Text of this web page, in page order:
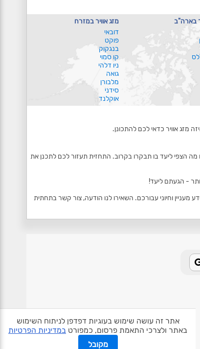
אתר זה עושה שימוש בעוגיות דפדפן לניתוח השימוש
באתר ולצרכי התאמת פרסום, כמפורט במדיניות הפרטיות
מקובל
בארה"ב
מזג אוויר במזרח
דובאי
פוקט
בנגקוק
קו סמוי
ניו דלהי
גואה
מלבורן
סידני
אוקלנד
מזג אוויר כדאי לכם להתכונן.
הצפי ליעד בו תבקרו בקרוב. התחזית תעזור לכם לתכנן את
- הגעתם ליעד!
וחיוני עבורכם. השאירו לנו הודעה, צור קשר בתחתית
אודות האתר פרטיות תנאי שימוש צור קשר בעלי אתרים